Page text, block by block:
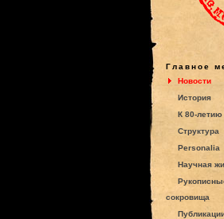
Главное
Новости
История
К 80-
Структура
Personalia
Научная
сокровища